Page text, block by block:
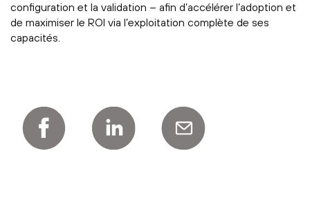
configuration et la validation – afin d’accélérer l’adoption et
de maximiser le ROI via l’exploitation complète de ses
capacités.